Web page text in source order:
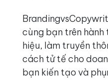
cùng bạn trên hành
hiệu, làm truyền
cách tử tế cho
bạn kiến tạo và